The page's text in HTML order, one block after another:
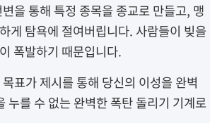
을 통해 특정 종목을 종교로 만들고, 맹
게 탐욕에 절여버립니다. 사람들이 빚을
폭발하기 때문입니다.
표가 제시를 통해 당신의 이성을 완벽
누를 수 없는 완벽한 폭탄 돌리기 기계로